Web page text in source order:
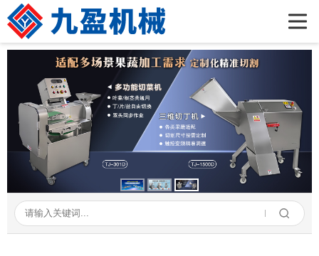
公司简介
产品展示
新闻资讯
成功案例
在线留言
联系我们